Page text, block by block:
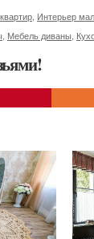
Интерьер
Мебель диваны